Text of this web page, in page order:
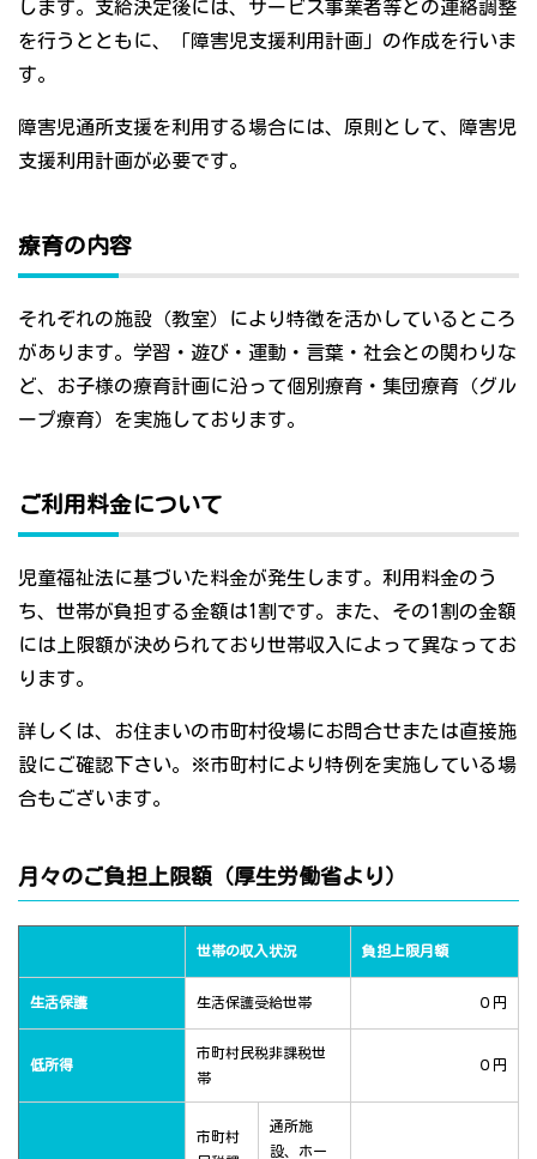
します。支給決定後には、サービス事業者等との連絡調整
を行うとともに、「障害児支援利用計画」の作成を行いま
す。
障害児通所支援を利用する場合には、原則として、障害児
支援利用計画が必要です。
療育の内容
それぞれの施設（教室）により特徴を活かしているところ
があります。学習・遊び・運動・言葉・社会との関わりな
ど、お子様の療育計画に沿って個別療育・集団療育（グル
ープ療育）を実施しております。
ご利用料金について
児童福祉法に基づいた料金が発生します。利用料金のう
ち、世帯が負担する金額は1割です。また、その1割の金額
には上限額が決められており世帯収入によって異なってお
ります。
詳しくは、お住まいの市町村役場にお問合せまたは直接施
設にご確認下さい。※市町村により特例を実施している場
合もございます。
月々のご負担上限額（厚生労働省より）
世帯の収入状況 負担上限月額
生活保護 生活保護受給世帯 ０円
低所得
市町村民税非課税世
帯
０円
市町村
通所施
設、ホー